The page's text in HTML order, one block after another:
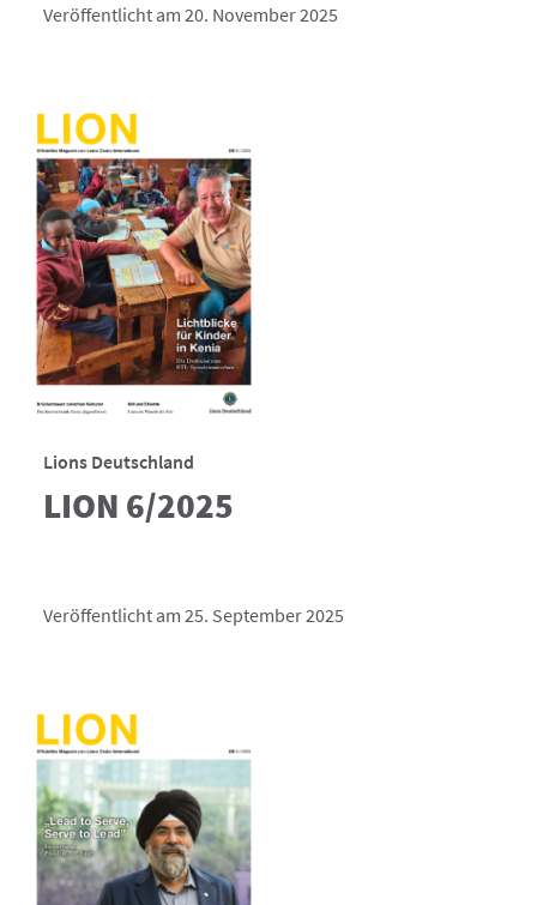
Veröffentlicht am 20. November 2025
Lions Deutschland
LION 6/2025
Veröffentlicht am 25. September 2025